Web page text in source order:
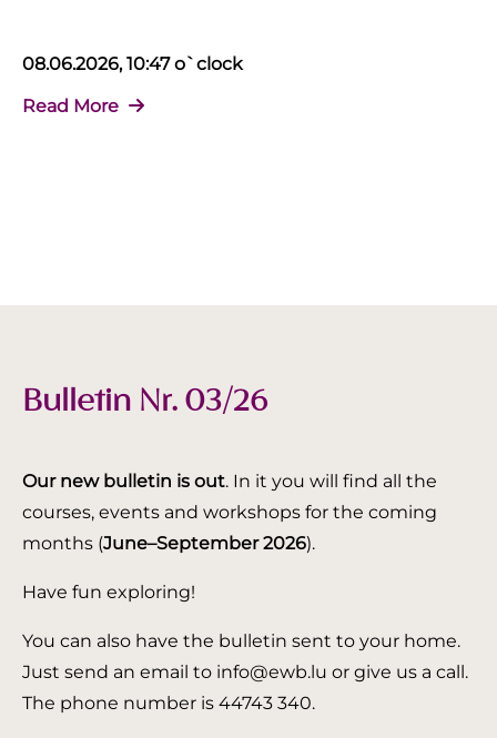
08.06.2026, 10:47 o`clock
Read More
Bulletin Nr. 03/26
Our new bulletin is out. In it you will find all the
courses, events and workshops for the coming
months (June–September 2026).
Have fun exploring!
You can also have the bulletin sent to your home.
Just send an email to info@ewb.lu or give us a call.
The phone number is 44743 340.